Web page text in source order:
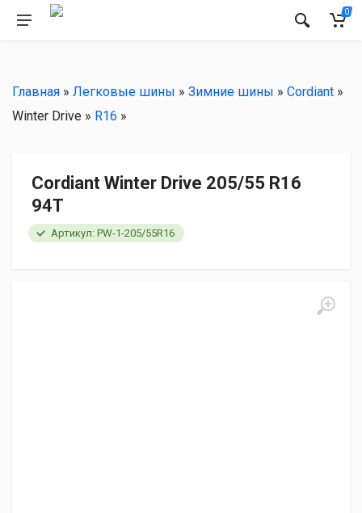
0
Главная » Легковые шины » Зимние шины » Cordiant »
Winter Drive » R16 »
Cordiant Winter Drive 205/55 R16
94T
Артикул: PW-1-205/55R16